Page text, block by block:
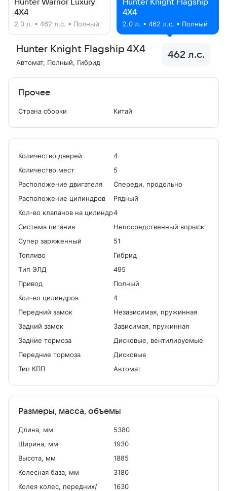
Hunter Warrior Luxury
4X4
2.0 л. • 462 л.с. • Полный
Hunter Knight Flagship
4X4
2.0 л. • 462 л.с. • Полный
Hunter Knight Flagship 4X4
Автомат, Полный, Гибрид
462 л.с.
Прочее
Страна сборки Китай
Количество дверей
4
Количество мест
5
Расположение двигателя
Спереди, продольно
Расположение цилиндров
Рядный
Кол-во клапанов на цилиндр4
Система питания
Непосредственный впрыск
Cупер заряженный
51
Топливо
Гибрид
Tип ЭЛД
495
Привод
Полный
Кол-во цилиндров
4
Передний замок
Независимая, пружинная
Задний замок
Зависимая, пружинная
Задние тормоза
Дисковые, вентилируемые
Передние тормоза
Дисковые
Тип КПП
Автомат
Размеры, масса, объемы
Длина, мм
5380
Ширина, мм
1930
Высота, мм
1885
Колесная база, мм
3180
Колея колес, передних/
1630